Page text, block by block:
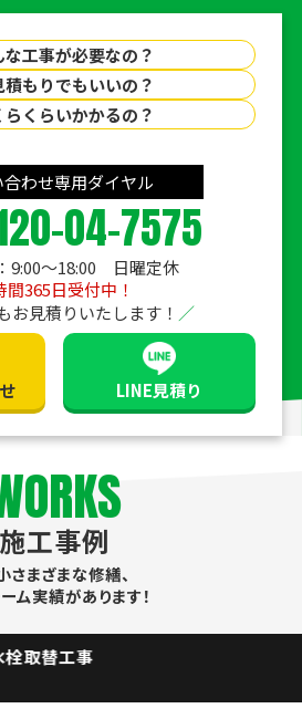
な工事が必要なの？
積もりでもいいの？
らくらいかかるの？
合わせ専用ダイヤル
04-7575
9:00〜18:00 日曜定休
間365日受付中！
お見積りいたします！
LINE見積り
施工事例
さまざまな修繕、
ム実績があります！
替工事